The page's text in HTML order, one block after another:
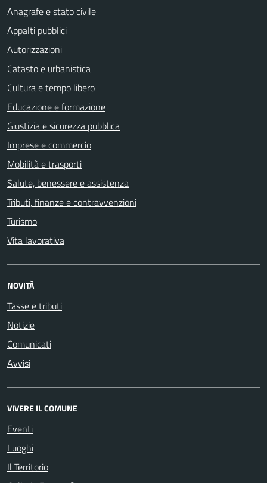
Anagrafe e stato civile
Appalti pubblici
Autorizzazioni
Catasto e urbanistica
Cultura e tempo libero
Educazione e formazione
Giustizia e sicurezza pubblica
Imprese e commercio
Mobilità e trasporti
Salute, benessere e assistenza
Tributi, finanze e contravvenzioni
Turismo
Vita lavorativa
NOVITÀ
Tasse e tributi
Notizie
Comunicati
Avvisi
VIVERE IL COMUNE
Eventi
Luoghi
Il Territorio